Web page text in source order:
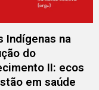
Indígenas na
do
II: ecos
em saúde